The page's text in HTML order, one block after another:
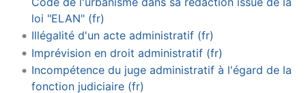
loi "ELAN" (fr)
Illégalité d'un acte administratif (fr)
Imprévision en droit administratif (fr)
Incompétence du juge administratif à l'égard de la
fonction judiciaire (fr)